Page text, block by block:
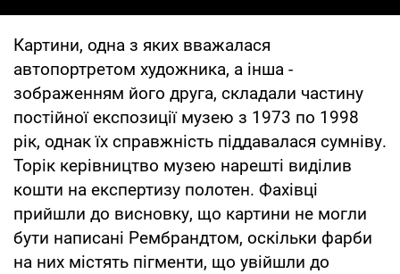
Картини, одна з яких вважалася
автопортретом художника, а інша -
зображенням його друга, складали частину
постійної експозиції музею з 1973 по 1998
рік, однак їх справжність піддавалася сумніву.
Торік керівництво музею нарешті виділив
кошти на експертизу полотен. Фахівці
прийшли до висновку, що картини не могли
бути написані Рембрандтом, оскільки фарби
на них містять пігменти, що увійшли до